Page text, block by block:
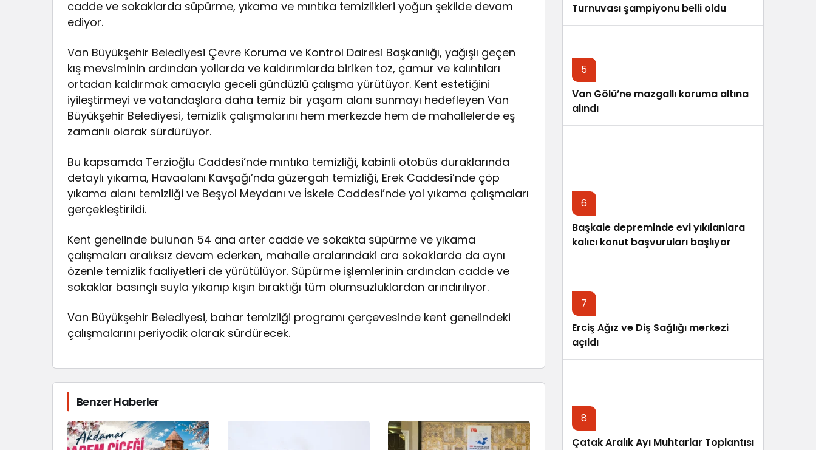
cadde ve sokaklarda süpürme, yıkama ve mıntıka temizlikleri yoğun şekilde devam
ediyor.
Van Büyükşehir Belediyesi Çevre Koruma ve Kontrol Dairesi Başkanlığı, yağışlı geçen
kış mevsiminin ardından yollarda ve kaldırımlarda biriken toz, çamur ve kalıntıları
ortadan kaldırmak amacıyla geceli gündüzlü çalışma yürütüyor. Kent estetiğini
iyileştirmeyi ve vatandaşlara daha temiz bir yaşam alanı sunmayı hedefleyen Van
Büyükşehir Belediyesi, temizlik çalışmalarını hem merkezde hem de mahallelerde eş
zamanlı olarak sürdürüyor.
Bu kapsamda Terzioğlu Caddesi’nde mıntıka temizliği, kabinli otobüs duraklarında
detaylı yıkama, Havaalanı Kavşağı’nda güzergah temizliği, Erek Caddesi’nde çöp
yıkama alanı temizliği ve Beşyol Meydanı ve İskele Caddesi’nde yol yıkama çalışmaları
gerçekleştirildi.
Kent genelinde bulunan 54 ana arter cadde ve sokakta süpürme ve yıkama
çalışmaları aralıksız devam ederken, mahalle aralarındaki ara sokaklarda da aynı
özenle temizlik faaliyetleri de yürütülüyor. Süpürme işlemlerinin ardından cadde ve
sokaklar basınçlı suyla yıkanıp kışın bıraktığı tüm olumsuzluklardan arındırılıyor.
Van Büyükşehir Belediyesi, bahar temizliği programı çerçevesinde kent genelindeki
çalışmalarını periyodik olarak sürdürecek.
Benzer Haberler
Turnuvası şampiyonu belli oldu
5
Van Gölü’ne mazgallı koruma altına
alındı
6
Başkale depreminde evi yıkılanlara
kalıcı konut başvuruları başlıyor
7
Erciş Ağız ve Diş Sağlığı merkezi
açıldı
8
Çatak Aralık Ayı Muhtarlar Toplantısı